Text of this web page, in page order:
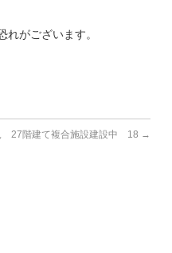
がございます。
27階建て複合施設建設中 18 →